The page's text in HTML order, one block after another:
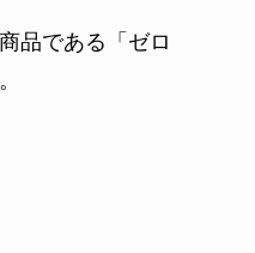
品である「ゼロ